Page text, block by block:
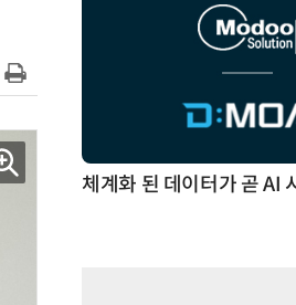
AI 시대의 옵저버빌리티: GPU·LLM 모니터링부터 AI 기반 장애 대응까지